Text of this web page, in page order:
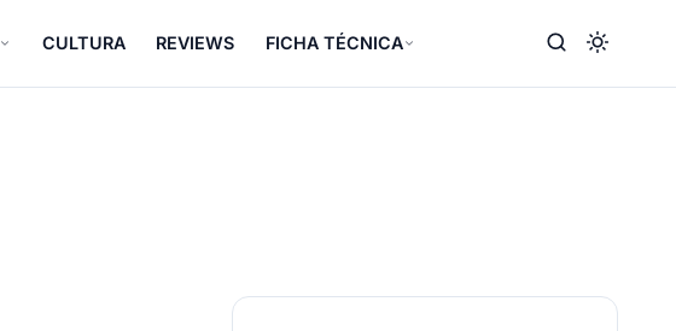
CULTURA REVIEWS FICHA TÉCNICA